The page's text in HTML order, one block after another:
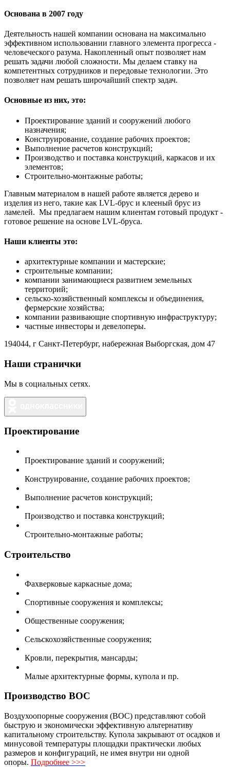
Основана в 2007 году
Деятельность нашей компании основана на максимально
эффективном использовании главного элемента прогресса -
человеческого разума. Накопленный опыт позволяет нам
решать задачи любой сложности. Мы делаем ставку на
компетентных сотрудников и передовые технологии. Это
позволяет нам решать широчайший спектр задач.
Основные из них, это:
Проектирование зданий и сооружений любого
назначения;
Конструирование, создание рабочих проектов;
Выполнение расчетов конструкций;
Производство и поставка конструкций, каркасов и их
элементов;
Строительно-монтажные работы;
Главным материалом в нашей работе является дерево и
изделия из него, такие как LVL-брус и клееный брус из
ламелей. Мы предлагаем нашим клиентам готовый продукт -
готовое решение на основе LVL-бруса.
Наши клиенты это:
архитектурные компании и мастерские;
строительные компании;
компании занимающиеся развитием земельных
территорий;
сельско-хозяйственный комплексы и объединения,
фермерские хозяйства;
компании развивающие спортивную инфраструктуру;
частные инвесторы и девелоперы.
194044, г Санкт-Петербург, набережная Выборгская, дом 47
Наши странички
Мы в социальных сетях.
Проектирование
Проектирование зданий и сооружений;
Конструирование, создание рабочих проектов;
Выполнение расчетов конструкций;
Производство и поставка конструкций;
Строительно-монтажные работы;
Строительство
Фахверковые каркасные дома;
Спортивные сооружения и комплексы;
Общественные сооружения;
Сельскохозяйственные сооружения;
Кровли, перекрытия, мансарды;
Малые архитектурные формы, купола и пр.
Производство ВОС
Воздухоопорные сооружения (ВОС) представляют собой
быструю и экономически эффективную альтернативу
капитальному строительству. Купола закрывают от осадков и
минусовой температуры площадки практически любых
размеров и конфигураций, не имея внутри ни одной
опоры. Подробнее >>>